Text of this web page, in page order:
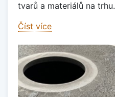
tvarů a materiálů na trhu.
Číst více